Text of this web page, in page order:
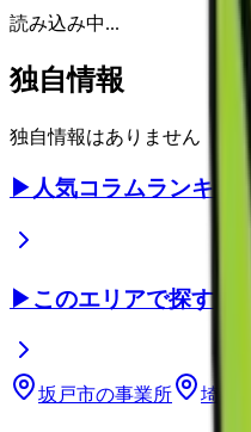
読み込み中...
独自情報
独自情報はありません
▶ 人気コラムランキング
▶このエリアで探す
坂戸市の事業所 埼玉県